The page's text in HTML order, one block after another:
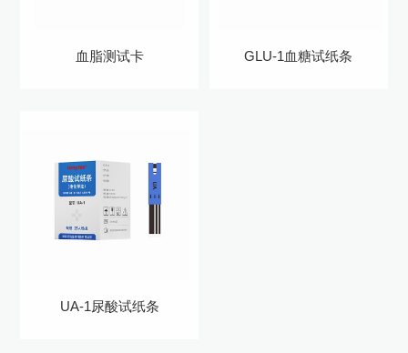
血脂测试卡 GLU-1血糖试纸条
UA-1尿酸试纸条